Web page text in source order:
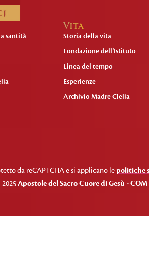
santità
Vita
Storia della vita
Fondazione dell’Istituto
Linea del tempo
Esperienze
Archivio Madre Clelia
da reCAPTCHA e si applicano le politiche
2025Apostole del Sacro Cuore di Gesù - COM